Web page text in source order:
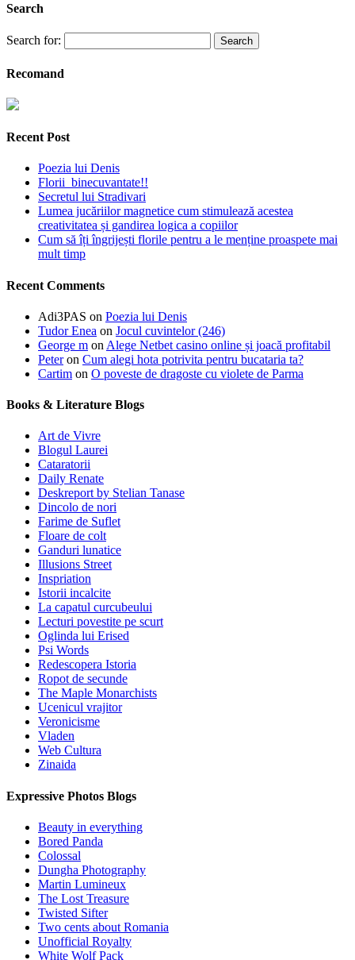
Search
Search for:
Recomand
Recent Post
Poezia lui Denis
Florii binecuvantate!!
Secretul lui Stradivari
Lumea jucăriilor magnetice cum stimulează acestea
creativitatea și gandirea logica a copiilor
Cum să îți îngrijești florile pentru a le menține proaspete mai
mult timp
Recent Comments
Adi3PAS on Poezia lui Denis
Tudor Enea on Jocul cuvintelor (246)
George m on Alege Netbet casino online și joacă profitabil
Peteron Cum alegi hota potrivita pentru bucataria ta?
Cartim on O poveste de dragoste cu violete de Parma
Books & Literature Blogs
Art de Vivre
Blogul Laurei
Cataratorii
Daily Renate
Deskreport by Stelian Tanase
Dincolo de nori
Farime de Suflet
Floare de colt
Ganduri lunatice
Illusions Street
Inspriation
Istorii incalcite
La capatul curcubeului
Lecturi povestite pe scurt
Oglinda lui Erised
Psi Words
Redescopera Istoria
Ropot de secunde
The Maple Monarchists
Ucenicul vrajitor
Veronicisme
Vladen
Web Cultura
Zinaida
Expressive Photos Blogs
Beauty in everything
Bored Panda
Colossal
Dungha Photography
Martin Lumineux
The Lost Treasure
Twisted Sifter
Two cents about Romania
Unofficial Royalty
White Wolf Pack